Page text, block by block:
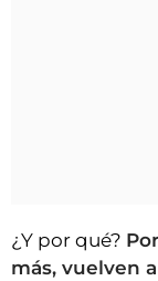
¿Y por qué?
más, vuelven